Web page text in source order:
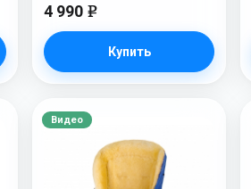
4 990 e
Купить
Видео